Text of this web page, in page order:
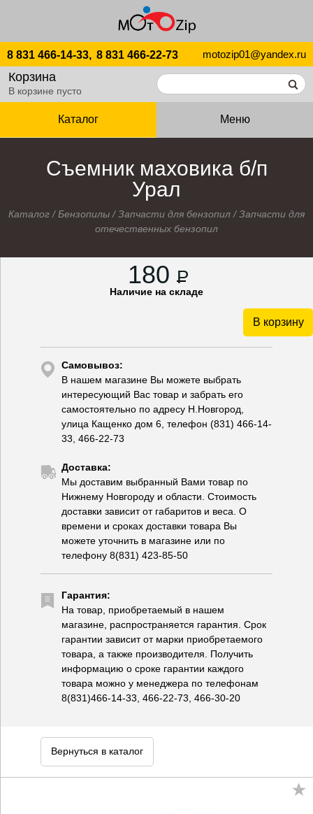
8 831 466-14-33, 8 831 466-22-73 motozip01@yandex.ru
Корзина
В корзине пусто
Каталог Меню
Съемник маховика б/п
Урал
Каталог /Бензопилы /Запчасти для бензопил /Запчасти для
отечественных бензопил
180 P
Наличие на складе
В корзину
Самовывоз:
В нашем магазине Вы можете выбрать
интересующий Вас товар и забрать его
самостоятельно по адресу Н.Новгород,
улица Кащенко дом 6, телефон (831) 466-14-
33, 466-22-73
Доставка:
Мы доставим выбранный Вами товар по
Нижнему Новгороду и области. Стоимость
доставки зависит от габаритов и веса. О
времени и сроках доставки товара Вы
можете уточнить в магазине или по
телефону 8(831) 423-85-50
Гарантия:
На товар, приобретаемый в нашем
магазине, распространяется гарантия. Срок
гарантии зависит от марки приобретаемого
товара, а также производителя. Получить
информацию о сроке гарантии каждого
товара можно у менеджера по телефонам
8(831)466-14-33, 466-22-73, 466-30-20
Вернуться в каталог